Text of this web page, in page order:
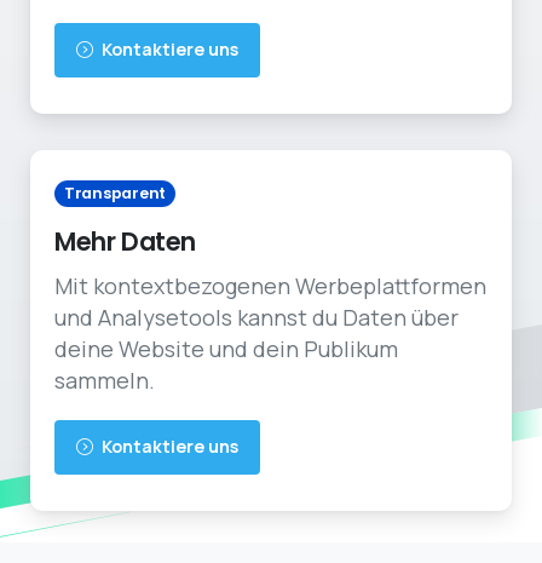
Kontaktiere uns
Transparent
Mehr Daten
Mit kontextbezogenen Werbeplattformen
und Analysetools kannst du Daten über
deine Website und dein Publikum
sammeln.
Kontaktiere uns